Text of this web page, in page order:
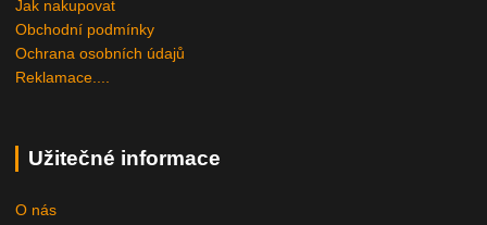
Jak nakupovat
Obchodní podmínky
Ochrana osobních údajů
Reklamace....
Užitečné informace
O nás